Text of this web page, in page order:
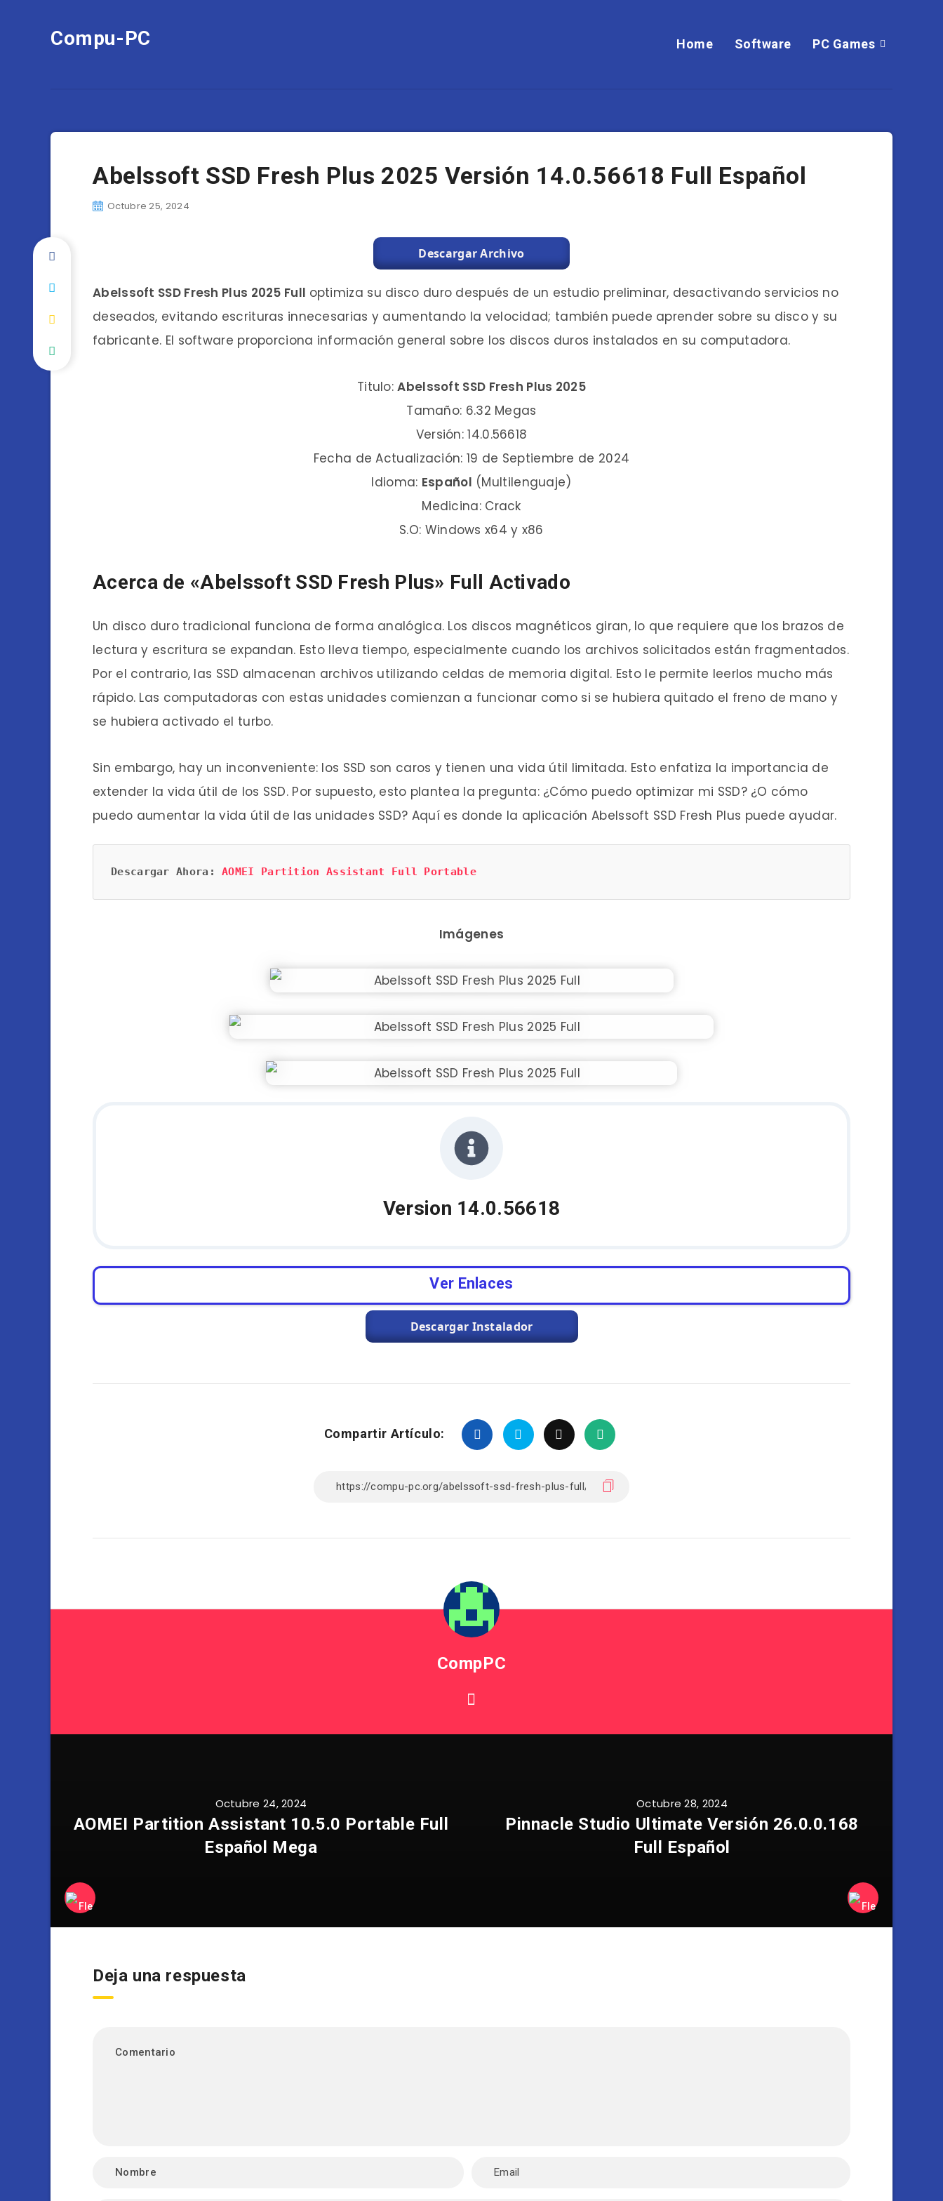
Compu-PC Home Software PC Games
Abelssoft SSD Fresh Plus 2025 Versión 14.0.56618 Full Español
Octubre 25, 2024
Descargar Archivo
Abelssoft SSD Fresh Plus 2025 Full optimiza su disco duro después de un estudio preliminar, desactivando servicios no
deseados, evitando escrituras innecesarias y aumentando la velocidad; también puede aprender sobre su disco y su
fabricante. El software proporciona información general sobre los discos duros instalados en su computadora.
Titulo:Abelssoft SSD Fresh Plus 2025
Tamaño: 6.32 Megas
Versión: 14.0.56618
Fecha de Actualización: 19 de Septiembre de 2024
Idioma: Español (Multilenguaje)
Medicina: Crack
S.O: Windows x64 y x86
Acerca de «Abelssoft SSD Fresh Plus» Full Activado
Un disco duro tradicional funciona de forma analógica. Los discos magnéticos giran, lo que requiere que los brazos de
lectura y escritura se expandan. Esto lleva tiempo, especialmente cuando los archivos solicitados están fragmentados.
Por el contrario, las SSD almacenan archivos utilizando celdas de memoria digital. Esto le permite leerlos mucho más
rápido. Las computadoras con estas unidades comienzan a funcionar como si se hubiera quitado el freno de mano y
se hubiera activado el turbo.
Sin embargo, hay un inconveniente: los SSD son caros y tienen una vida útil limitada. Esto enfatiza la importancia de
extender la vida útil de los SSD. Por supuesto, esto plantea la pregunta: ¿Cómo puedo optimizar mi SSD? ¿O cómo
puedo aumentar la vida útil de las unidades SSD? Aquí es donde la aplicación Abelssoft SSD Fresh Plus puede ayudar.
Descargar Ahora: AOMEI Partition Assistant Full Portable
Imágenes
Version 14.0.56618
Ver Enlaces
Descargar Instalador
Compartir Artículo:
CompPC
Octubre 24, 2024
AOMEI Partition Assistant 10.5.0 Portable Full
Español Mega
Octubre 28, 2024
Pinnacle Studio Ultimate Versión 26.0.0.168
Full Español
Deja una respuesta